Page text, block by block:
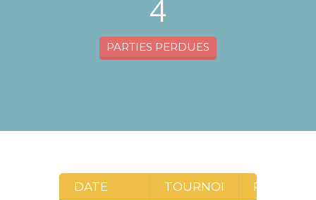
PARTIES PERDUES
DATE TOURNOI RONDE